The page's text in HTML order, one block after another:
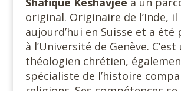
original. Originaire de l’Inde,
aujourd’hui en Suisse et a été
à l’Université de Genève. C’est
théologien chrétien,
spécialiste de l’histoire